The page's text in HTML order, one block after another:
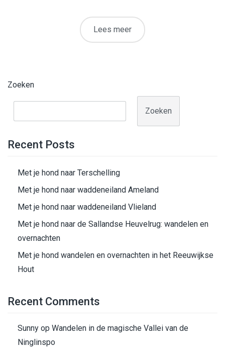
Lees meer
Zoeken
Zoeken
Recent Posts
Met je hond naar Terschelling
Met je hond naar waddeneiland Ameland
Met je hond naar waddeneiland Vlieland
Met je hond naar de Sallandse Heuvelrug: wandelen en
overnachten
Met je hond wandelen en overnachten in het Reeuwijkse
Hout
Recent Comments
Sunny op Wandelen in de magische Vallei van de
Ninglinspo